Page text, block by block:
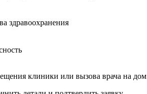
здравоохранения
клиники или вызова врача на дом